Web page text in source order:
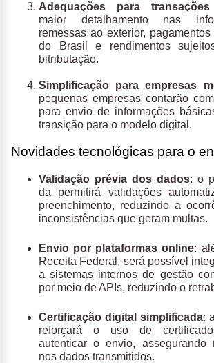
Adequações para
maior detalhamento nas
remessas ao exterior,
do Brasil e rendimentos
bitributação.
Simplificação para empresas
pequenas empresas contarão
para envio de informações
transição para o modelo digital.
Novidades tecnológicas para o
Validação prévia dos dados: o
da permitirá validações
preenchimento, reduzindo a
inconsistências que geram multas.
Envio por plataformas online:
Receita Federal, será possível
a sistemas internos de gestão
por meio de APIs, reduzindo o
Certificação digital simplificada:
reforçará o uso de
autenticar o envio, assegurando
nos dados transmitidos.